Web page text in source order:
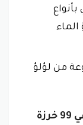
بأنواع
الماء
من لؤلؤ